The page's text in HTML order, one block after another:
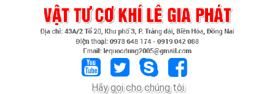
Hãy gọi cho chúng tôi